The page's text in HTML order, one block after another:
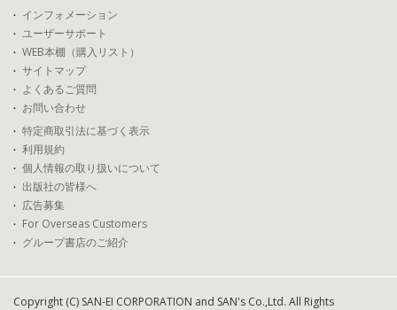
インフォメーション
ユーザーサポート
WEB本棚（購入リスト）
サイトマップ
よくあるご質問
お問い合わせ
特定商取引法に基づく表示
利用規約
個人情報の取り扱いについて
出版社の皆様へ
広告募集
For Overseas Customers
グループ書店のご紹介
Copyright (C) SAN-EI CORPORATION and SAN's Co.,Ltd. All Rights